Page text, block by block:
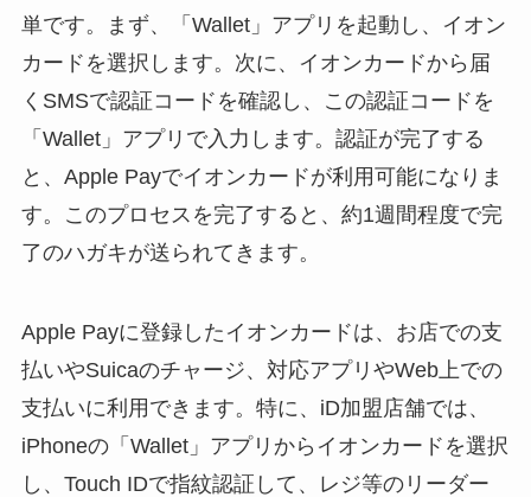
単です。まず、「Wallet」アプリを起動し、イオン
カードを選択します。次に、イオンカードから届
くSMSで認証コードを確認し、この認証コードを
「Wallet」アプリで入力します。認証が完了する
と、Apple Payでイオンカードが利用可能になりま
す。このプロセスを完了すると、約1週間程度で完
了のハガキが送られてきます。
Apple Payに登録したイオンカードは、お店での支
払いやSuicaのチャージ、対応アプリやWeb上での
支払いに利用できます。特に、iD加盟店舗では、
iPhoneの「Wallet」アプリからイオンカードを選択
し、Touch IDで指紋認証して、レジ等のリーダー